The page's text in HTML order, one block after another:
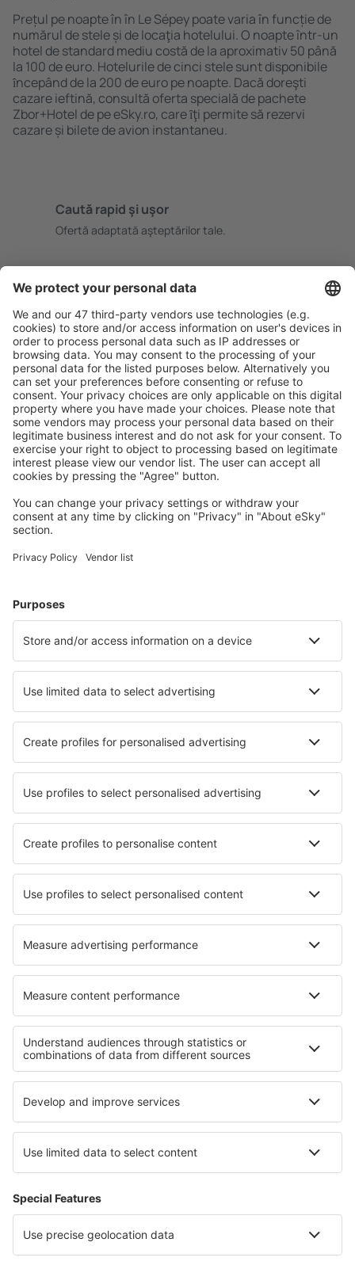
Prețul pe noapte în în Le Sépey poate varia în funcție de
numărul de stele și de locaţia hotelului. O noapte într-un
hotel de standard mediu costă de la aproximativ 50 până
la 100 de euro. Hotelurile de cinci stele sunt disponibile
ȋncepând de la 200 de euro pe noapte. Dacă doreşti
cazare ieftină, consultă oferta specială de pachete
Zbor+Hotel de pe eSky.ro, care ȋţi permite să rezervi
cazare și bilete de avion instantaneu.
Caută rapid şi uşor
Ofertă adaptată aşteptărilor tale.
Rezervare fără griji cu opțiune gratuită de anulare.
Economiseşte mai mult
Prețuri atractive și oferte speciale pentru utilizatorii
conectați.
Cazarea preferată
Alege din peste 1,3 mil. de opţiuni: hoteluri, cabane,
apartamente și altele.
Cele mai căutate hoteluri de către utilizatorii eSky
Hoteluri în Elveţia - Orașe populare
Hoteluri în Lugano
Hoteluri în Nendaz Hoteluri în Tegna
Hoteluri în Orselina Hoteluri în Vitznau
Hoteluri în Piazzogna Hoteluri în Charmey
Cele mai bune hoteluri - orașe
Hoteluri în Damnoen Saduak Hoteluri în Washford
Hoteluri în Lorignac Hoteluri în Tarzali
Hoteluri în New Paltz Hoteluri în Aniane
Hoteluri în Salcedo Hoteluri în Priekulė
Cele mai bune hoteluri - regiuni
Hoteluri în Elveţia Hoteluri în Jungfrau
Hoteluri in Swiss Alps Hoteluri în Saas-Fee
Hoteluri în St. Moritz Hoteluri in Querétaro
Hoteluri in Cieszyn Silesia Hoteluri in Pyrenees Mountains
Hoteluri în Parcul Național Munții Măcinului